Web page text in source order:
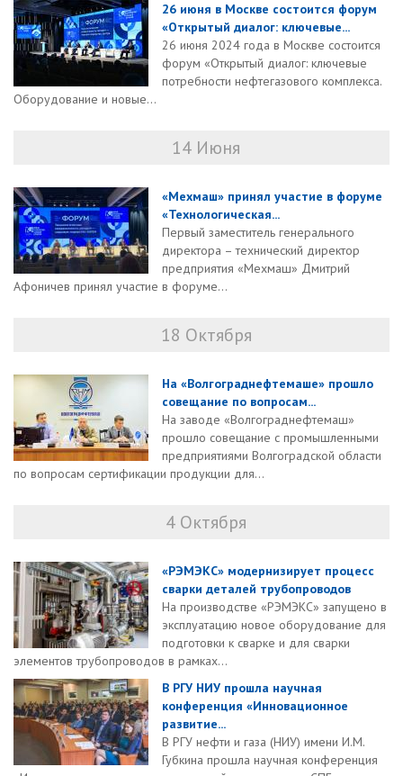
26 июня в Москве состоится форум
«Открытый диалог: ключевые...
26 июня 2024 года в Москве состоится
форум «Открытый диалог: ключевые
потребности нефтегазового комплекса.
Оборудование и новые...
14 Июня
«Мехмаш» принял участие в форуме
«Технологическая...
Первый заместитель генерального
директора – технический директор
предприятия «Мехмаш» Дмитрий
Афоничев принял участие в форуме...
18 Октября
На «Волгограднефтемаше» прошло
совещание по вопросам...
На заводе «Волгограднефтемаш»
прошло совещание с промышленными
предприятиями Волгоградской области
по вопросам сертификации продукции для...
4 Октября
«РЭМЭКС» модернизирует процесс
сварки деталей трубопроводов
На производстве «РЭМЭКС» запущено в
эксплуатацию новое оборудование для
подготовки к сварке и для сварки
элементов трубопроводов в рамках...
В РГУ НИУ прошла научная
конференция «Инновационное
развитие...
В РГУ нефти и газа (НИУ) имени И.М.
Губкина прошла научная конференция